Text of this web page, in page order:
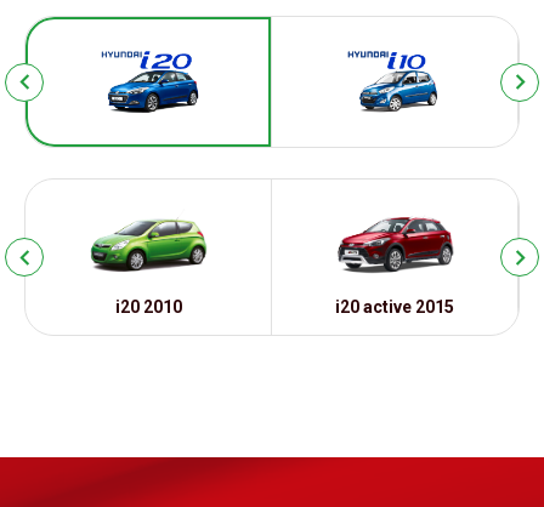
i20 2010 i20 active 2015